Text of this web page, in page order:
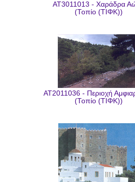
AT3011013 - Χαράδρα
(Τοπίο (ΤΙΦΚ))
AT2011036 - Περιοχή
(Τοπίο (ΤΙΦΚ))